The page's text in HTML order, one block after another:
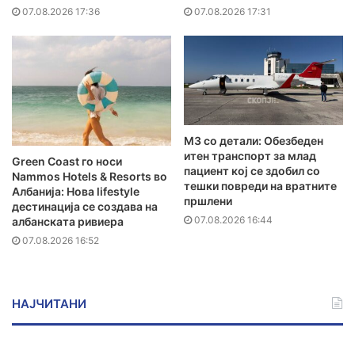
07.08.2026 17:36 07.08.2026 17:31
Green Coast го носи
Nammos Hotels & Resorts во
Албанија: Нова lifestyle
дестинација се создава на
албанската ривиера
07.08.2026 16:52
MЗ со детали: Обезбеден
итен транспорт за млад
пациент кој се здобил со
тешки повреди на вратните
пршлени
07.08.2026 16:44
НАЈЧИТАНИ